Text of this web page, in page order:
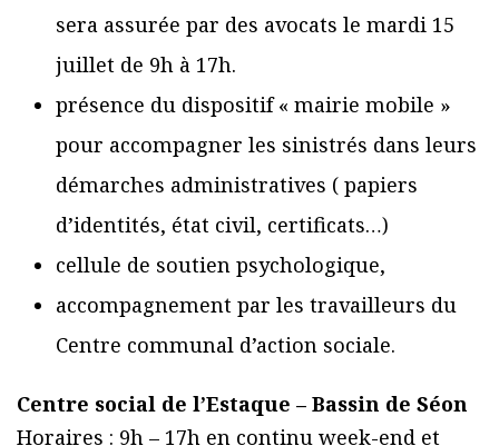
sera assurée par des avocats le mardi 15
juillet de 9h à 17h.
présence du dispositif « mairie mobile »
pour accompagner les sinistrés dans leurs
démarches administratives ( papiers
d’identités, état civil, certificats…)
cellule de soutien psychologique,
accompagnement par les travailleurs du
Centre communal d’action sociale.
Centre social de l’Estaque – Bassin de Séon
Horaires : 9h – 17h en continu week-end et